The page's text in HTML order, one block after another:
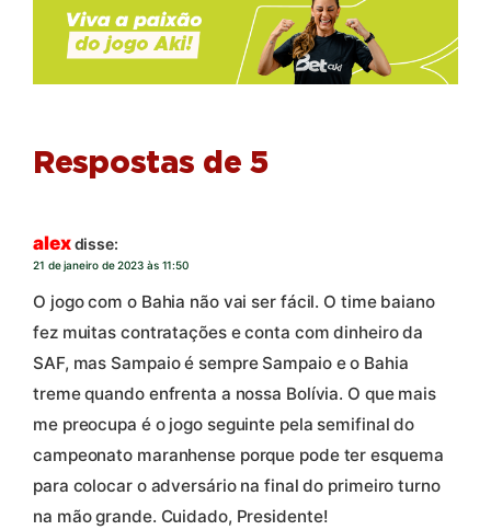
Respostas de 5
alexdisse:
21 de janeiro de 2023 às 11:50
O jogo com o Bahia não vai ser fácil. O time baiano
fez muitas contratações e conta com dinheiro da
SAF, mas Sampaio é sempre Sampaio e o Bahia
treme quando enfrenta a nossa Bolívia. O que mais
me preocupa é o jogo seguinte pela semifinal do
campeonato maranhense porque pode ter esquema
para colocar o adversário na final do primeiro turno
na mão grande. Cuidado, Presidente!